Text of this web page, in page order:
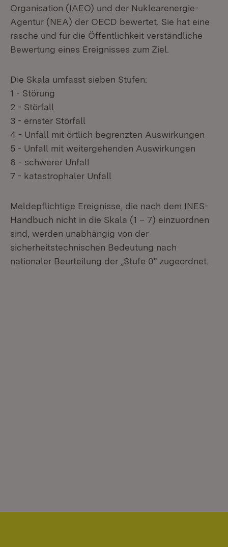
Organisation (IAEO) und der Nuklearenergie-
Agentur (NEA) der OECD bewertet. Sie hat eine
rasche und für die Öffentlichkeit verständliche
Bewertung eines Ereignisses zum Ziel.
Die Skala umfasst sieben Stufen:
1 - Störung
2 - Störfall
3 - ernster Störfall
4 - Unfall mit örtlich begrenzten Auswirkungen
5 - Unfall mit weitergehenden Auswirkungen
6 - schwerer Unfall
7 - katastrophaler Unfall
Meldepflichtige Ereignisse, die nach dem INES-
Handbuch nicht in die Skala (1 – 7) einzuordnen
sind, werden unabhängig von der
sicherheitstechnischen Bedeutung nach
nationaler Beurteilung der „Stufe 0” zugeordnet.